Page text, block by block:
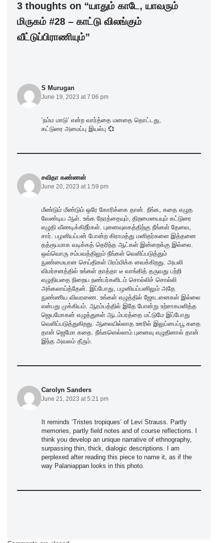
o
k
p
3 thoughts on “யாதும் காடே, யாவரும்
மிருகம் #28 – காட்டு விலங்கும்
வீட்டுப்பிராணியும்”
S Murugan
June 19, 2023 at 7:06 pm
‘நம்ம மாடு’ என்ற வார்த்தை மனதை தொட்டது,
கட்டுரை அமைப்பு இயல்பு 💞
சவிதா கண்ணன்
June 20, 2023 at 1:59 pm
மீண்டும் மீண்டும் ஒரே கோரிக்கை தான். நீங்க, கதை எழுத
வேண்டிய ஆள். உங்க நேரத்தையும், திறமையையும் கட்டுரை
எழுதி வீணடிக்கிறீர்கள். புனைவுலகத்திற்கு நீங்கள் தேவை,
சார். பழனியப்பன் போன்ற கிராமத்து மனிதர்களை இத்தனை
தத்ரூபமாக வடிக்கத் தெரிந்த ஆட்கள் இன்றைக்கு இல்லை.
ஒவ்வொரு சம்பவத்திலும் நீங்கள் வெளிப்படுத்தும்
நுண்மையான செய்திகள் பிரம்மிக்க வைக்கிறது. அயலி
விமர்சனத்தில் உங்கள் தாத்தா டீ வாங்கித் தருவது பற்றி
எழுதியதை நிறைய நண்பர்களிடம் சொல்லிச் சொல்லி
அங்கலாய்த்தேன். இப்போது, பழனியப்பனிலும் அதே
நுண்ணிய விவரணை. உங்கள் எழுத்தில் ஜோடனைகள் இல்லை
என்பது முக்கியம். ஆரம்பத்தில் இதே போன்று உற்சாகமளித்த
ஜெயமோகன் எழுத்துகள் ஆடம்பரத்தை மட்டுமே இப்போது
வெளிப்படுத்துகிறது. ஆலையில்லாத ஊரில் இலுப்பைப்பூ கதை
தான் ஜெமோ கதை. நீங்களெல்லாம் புனைவு எழுதினால் தான்
இந்த அவலம் தீரும்.
Carolyn Sanders
June 21, 2023 at 5:21 pm
It reminds ‘Tristes tropiques’ of Levi Strauss. Partly
memories, partly field notes and of course reflections. I
think you develop an unique narrative of ethnography,
surpassing thin, thick, dialogic descriptions. I am
perplexed after reading this piece to name it, as if the
way Palaniappan looks in this photo.